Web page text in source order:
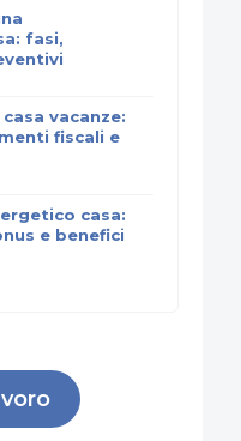
fasi,
vacanze:
fiscali e
casa:
e benefici